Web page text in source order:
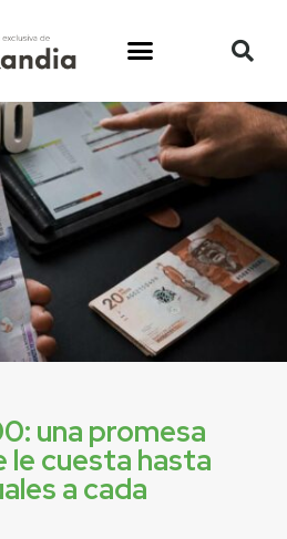
una promesa
le cuesta hasta
a cada